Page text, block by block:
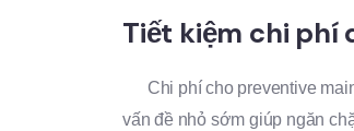
Tiết kiệm chi phí
Chi phí cho preventive
vấn đề nhỏ sớm giúp ngăn